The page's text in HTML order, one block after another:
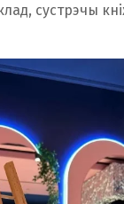
сустрэчы